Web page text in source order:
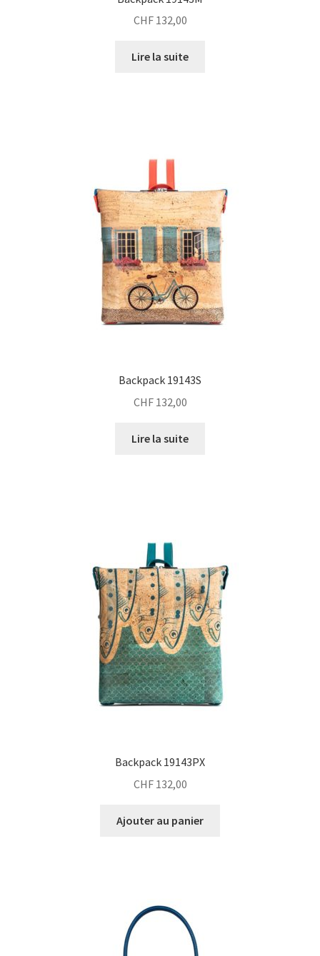
CHF132,00
Lire la suite
Backpack 19143S
CHF132,00
Lire la suite
Backpack 19143PX
CHF132,00
Ajouter au panier